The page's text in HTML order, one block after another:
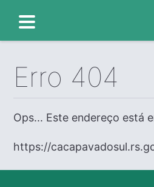
Erro 404
Ops... Este endereço está
https://